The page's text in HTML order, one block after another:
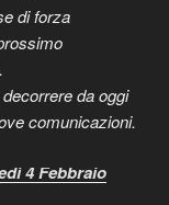
di forza
da oggi
comunicazioni.
4 Febbraio